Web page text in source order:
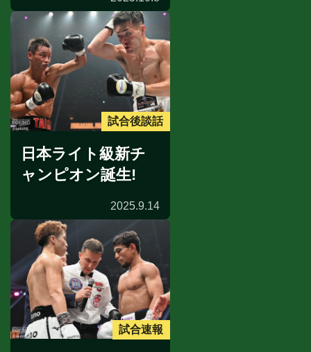
試合後談話
日本ライト級新チ
ャンピオン誕生!
2025.9.14
試合速報